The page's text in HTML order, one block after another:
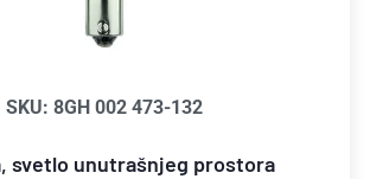
SKU: 8GH 002 473-132
svetlo unutrašnjeg prostora